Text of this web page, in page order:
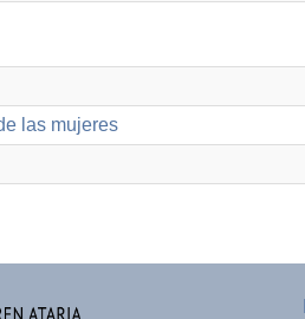
las mujeres